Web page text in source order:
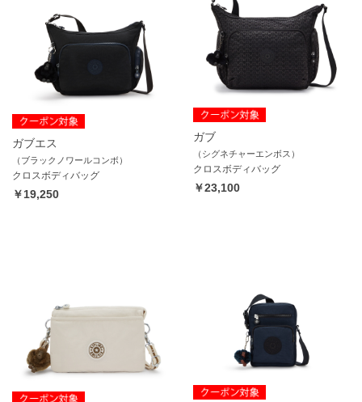
ガブエス
（ブラックノワールコンボ）
クロスボディバッグ
￥19,250
ガブ
（シグネチャーエンボス）
クロスボディバッグ
￥23,100